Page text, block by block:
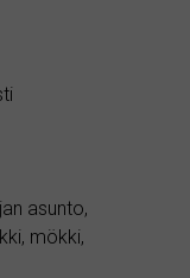
asunto,
mökki,